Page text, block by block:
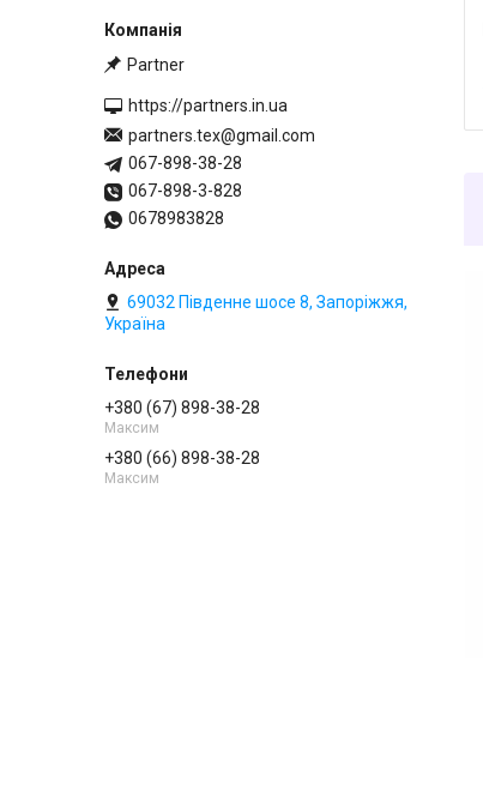
Partner
https://partners.in.ua
partners.tex@gmail.com
067-898-38-28
067-898-3-828
0678983828
69032 Південне шосе 8, Запоріжжя,
Україна
+380 (67) 898-38-28
Максим
+380 (66) 898-38-28
Максим